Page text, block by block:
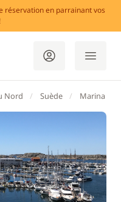
réservation en parrainant vos
Nord Suède Marina